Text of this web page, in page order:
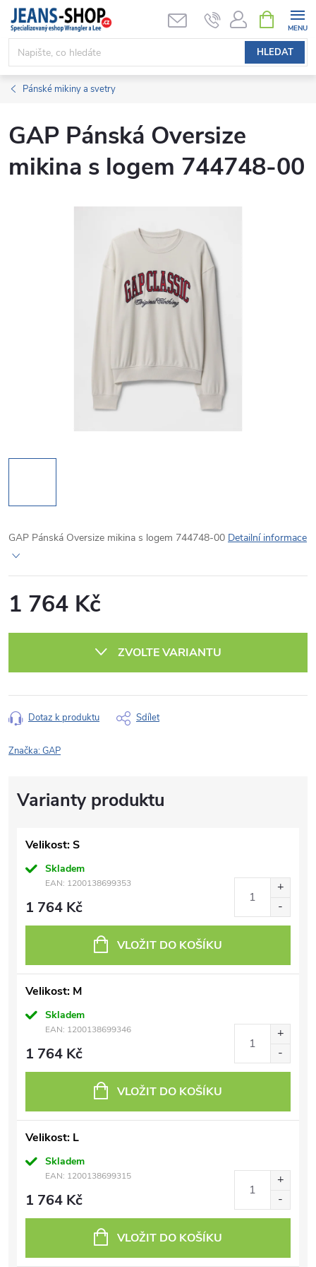
Přejít
obsah
HLEDAT
NÁKUPNÍ
KOŠÍK
Pánské mikiny a svetry
GAP Pánská Oversize
mikina s logem 744748-00
GAP Pánská Oversize mikina s logem 744748-00 Detailní informace
1 764 Kč
ZVOLTE VARIANTU
Dotaz k produktu Sdílet
Značka:GAP
Velikost: S
Skladem
EAN: 1200138699353
1 764 Kč
VLOŽIT DO KOŠÍKU
Velikost: M
Skladem
EAN: 1200138699346
1 764 Kč
VLOŽIT DO KOŠÍKU
Velikost: L
Skladem
EAN: 1200138699315
1 764 Kč
VLOŽIT DO KOŠÍKU